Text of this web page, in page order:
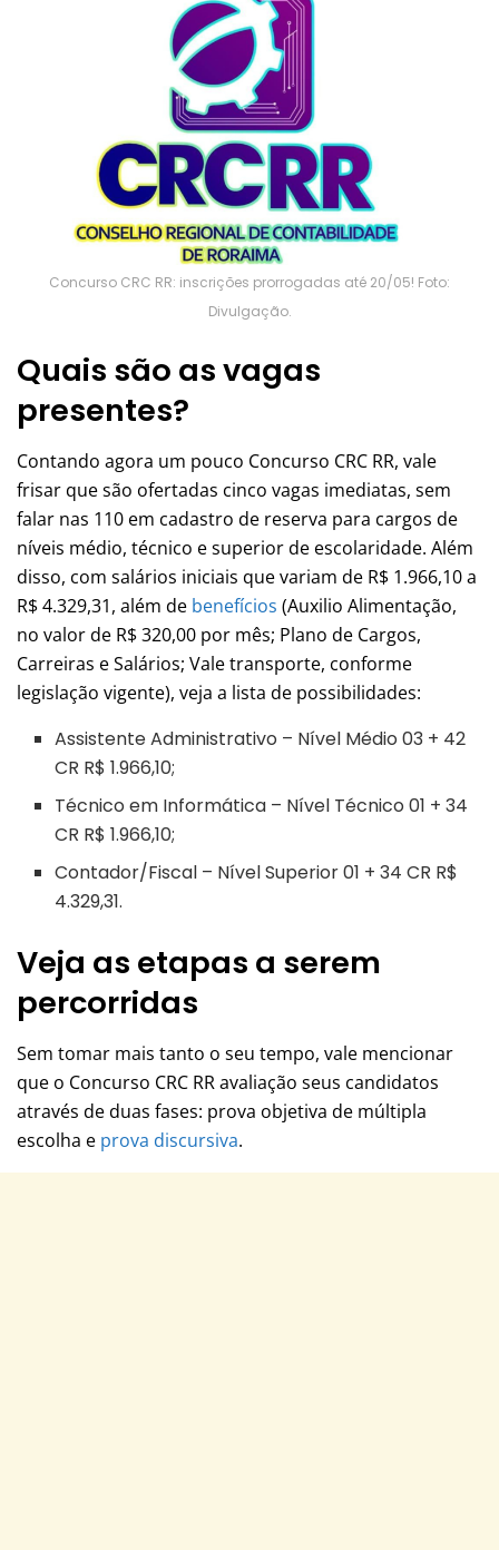
Concurso CRC RR: inscrições prorrogadas até 20/05! Foto:
Divulgação.
Quais são as vagas
presentes?
Contando agora um pouco Concurso CRC RR, vale
frisar que são ofertadas cinco vagas imediatas, sem
falar nas 110 em cadastro de reserva para cargos de
níveis médio, técnico e superior de escolaridade. Além
disso, com salários iniciais que variam de R$ 1.966,10 a
R$ 4.329,31, além de benefícios (Auxilio Alimentação,
no valor de R$ 320,00 por mês; Plano de Cargos,
Carreiras e Salários; Vale transporte, conforme
legislação vigente), veja a lista de possibilidades:
Assistente Administrativo – Nível Médio 03 + 42
CR R$ 1.966,10;
Técnico em Informática – Nível Técnico 01 + 34
CR R$ 1.966,10;
Contador/Fiscal – Nível Superior 01 + 34 CR R$
4.329,31.
Veja as etapas a serem
percorridas
Sem tomar mais tanto o seu tempo, vale mencionar
que o Concurso CRC RR avaliação seus candidatos
através de duas fases: prova objetiva de múltipla
escolha e prova discursiva.